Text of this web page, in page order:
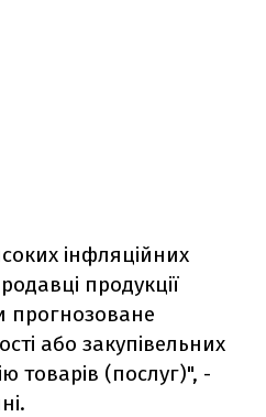
інфляційних
продукції
прогнозоване
або закупівельних
товарів (послуг)", -